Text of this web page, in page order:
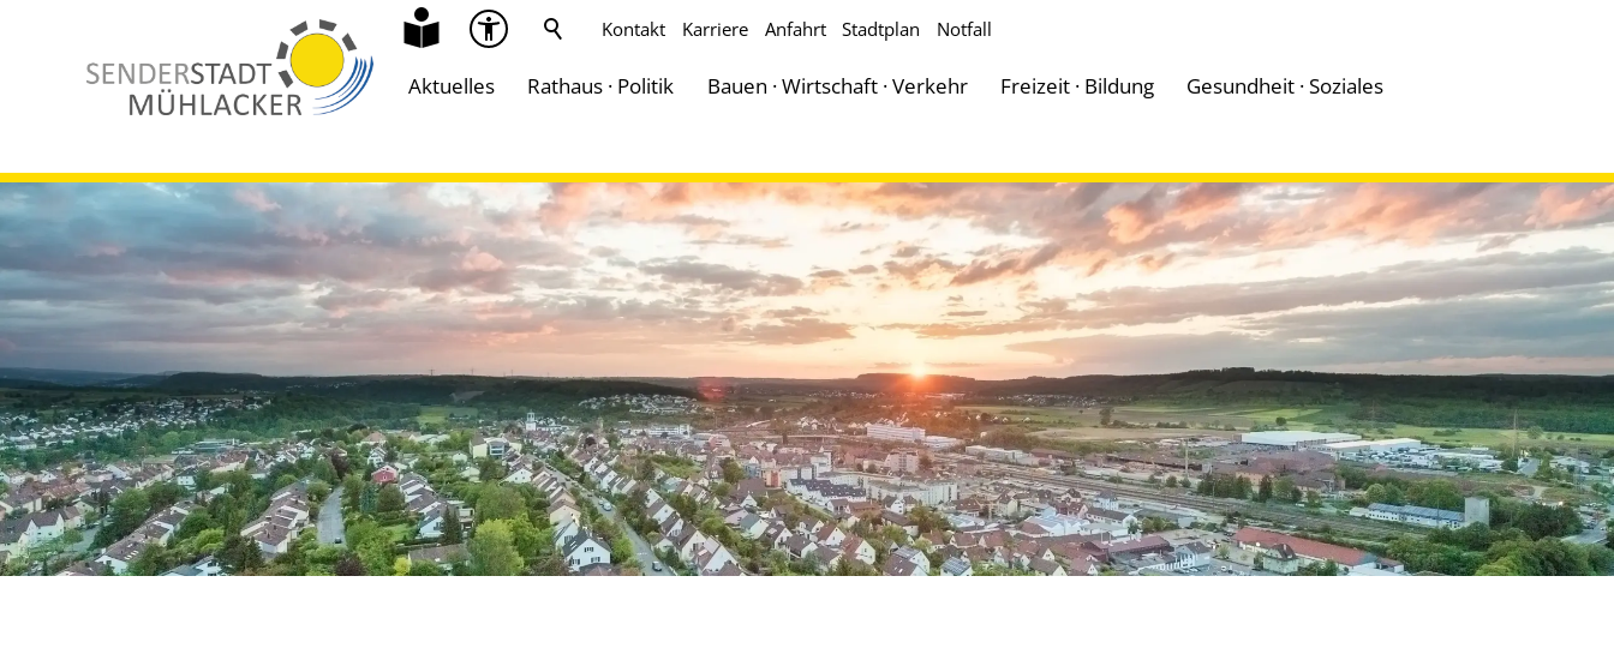
Kontakt Karriere Anfahrt Stadtplan Notfall
Aktuelles Rathaus · Politik Bauen · Wirtschaft · Verkehr Freizeit · Bildung Gesundheit · Soziales